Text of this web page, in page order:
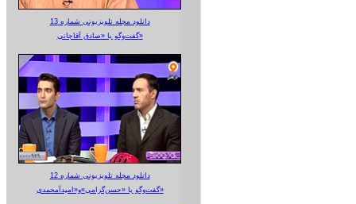
دانلود مجله تلویزیونی شماره 13
گفت‌وگو با «صادق آقاجانی»
دانلود مجله تلویزیونی شماره 12
گفت‌وگو با «حسن‌گرامی»و«امیدآمحمدی»